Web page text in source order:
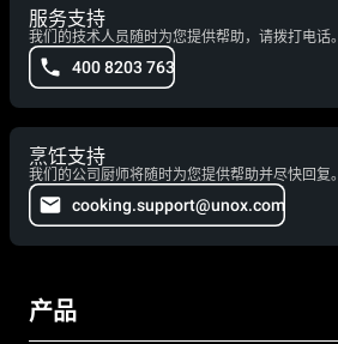
服务支持
我们的技术人员随时为您提供帮助，请拨打电话。
400 8203 763
烹饪支持
我们的公司厨师将随时为您提供帮助并尽快回复。
cooking.support@unox.com
产品